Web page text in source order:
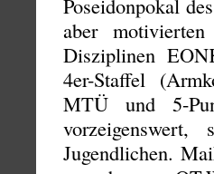
Poseidonpokal
aber
Disziplinen
4er-Staffel
MTÜ und 5-
Jugendlichen.